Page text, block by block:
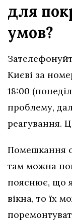
для
умов?
Києві за
18:00
проблему,
реагування.
Помешкання
там можна
пояснює, що
вікна, то їх